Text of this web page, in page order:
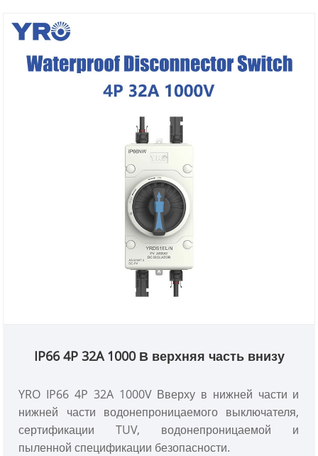
IP66 4P 32A 1000 В верхняя часть внизу
YRO IP66 4P 32A 1000V Вверху в нижней части и
нижней части водонепроницаемого выключателя,
сертификации TUV, водонепроницаемой и
пыленной спецификации безопасности.